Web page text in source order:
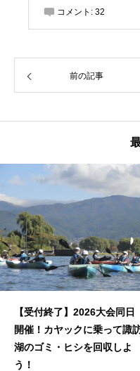
コメント: 32
前の記事
【受付終了】2026大会同日
開催！カヤックに乗って諏
湖のゴミ・ヒシを回収しよ
う！